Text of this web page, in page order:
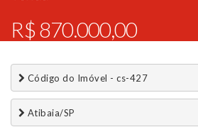
R$ 870.000,00
Código do Imóvel - cs-427
Atibaia/SP